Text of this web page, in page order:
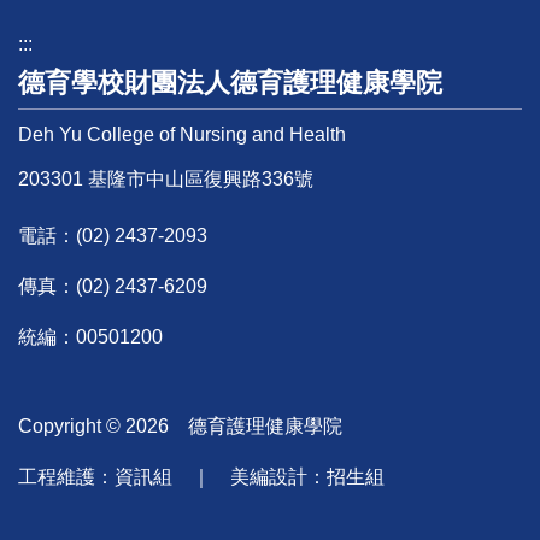
:::
德育學校財團法人德育護理健康學院
Deh Yu College of Nursing and Health
203301 基隆市中山區復興路336號
電話： (02) 2437-2093
傳真：(02) 2437-6209
統編：00501200
Copyright © 2026 德育護理健康學院
工程維護：資訊組 ｜ 美編設計：招生組